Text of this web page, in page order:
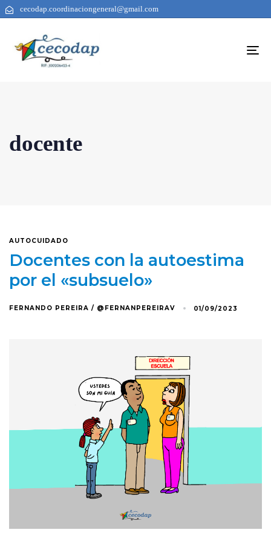
cecodap.coordinaciongeneral@gmail.com
docente
AUTOCUIDADO
Docentes con la autoestima
por el «subsuelo»
FERNANDO PEREIRA / @FERNANPEREIRAV 01/09/2023